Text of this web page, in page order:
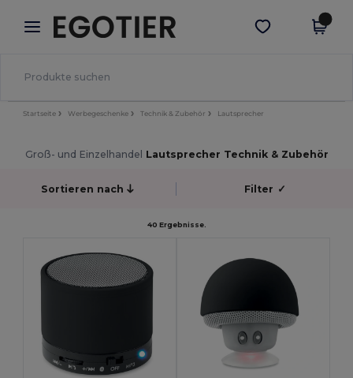
× Egotier App
Bessere Preise in der App!
App holen
Startseite Werbegeschenke Technik & Zubehör Lautsprecher
Groß- und Einzelhandel Lautsprecher Technik & Zubehör
Sortieren nach Filter ✓
40 Ergebnisse.